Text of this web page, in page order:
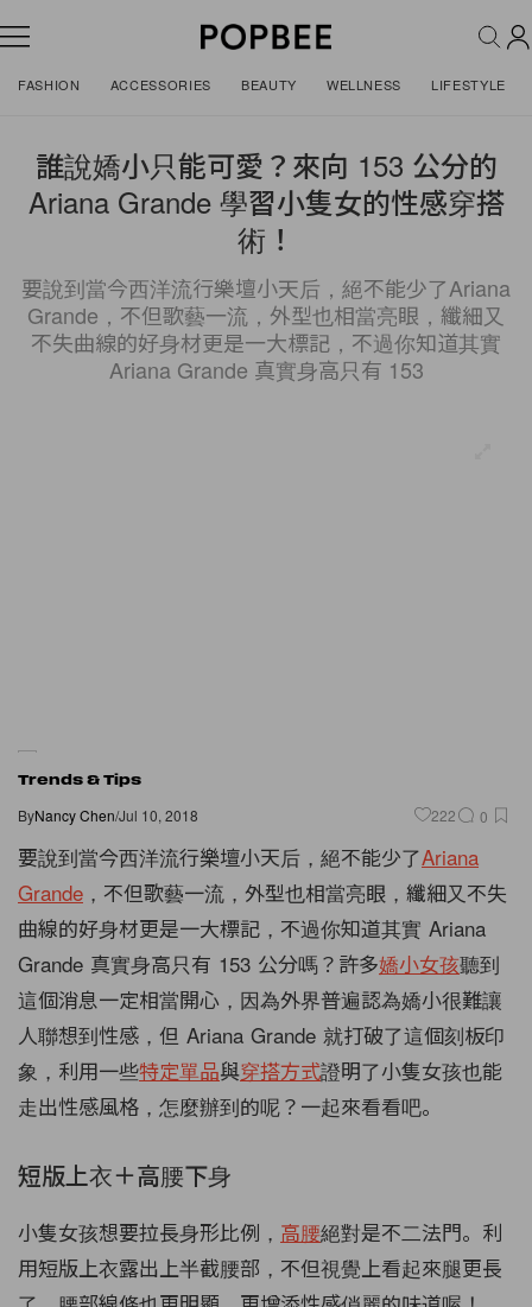
FASHION ACCESSORIES BEAUTY WELLNESS LIFESTYLE
誰說嬌小只能可愛？來向 153 公分的
Ariana Grande 學習小隻女的性感穿搭
術！
要說到當今西洋流行樂壇小天后，絕不能少了Ariana
Grande，不但歌藝一流，外型也相當亮眼，纖細又
不失曲線的好身材更是一大標記，不過你知道其實
Ariana Grande 真實身高只有 153
Trends & Tips
ByNancy Chen/Jul 10, 2018 222 0
要說到當今西洋流行樂壇小天后，絕不能少了Ariana
Grande ，不但歌藝一流，外型也相當亮眼，纖細又不失
曲線的好身材更是一大標記，不過你知道其實 Ariana
Grande 真實身高只有 153 公分嗎？許多嬌小女孩聽到
這個消息一定相當開心，因為外界普遍認為嬌小很難讓
人聯想到性感，但 Ariana Grande 就打破了這個刻板印
象，利用一些特定單品與穿搭方式證明了小隻女孩也能
走出性感風格，怎麼辦到的呢？一起來看看吧。
短版上衣＋高腰下身
小隻女孩想要拉長身形比例， 高腰絕對是不二法門。利
用短版上衣露出上半截腰部，不但視覺上看起來腿更長